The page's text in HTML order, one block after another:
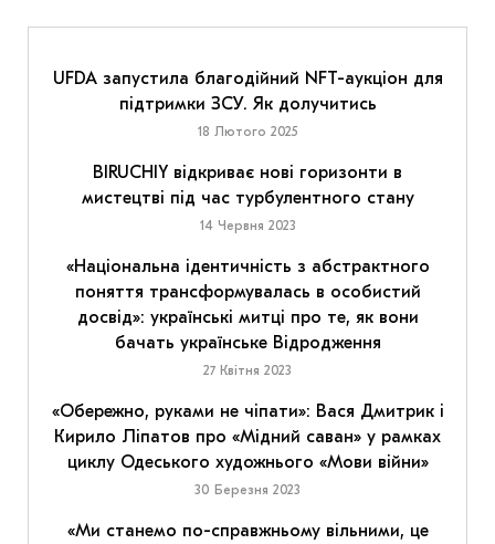
UFDA запустила благодійний NFT-аукціон для
підтримки ЗСУ. Як долучитись
18 Лютого 2025
BIRUCHIY відкриває нові горизонти в
мистецтві під час турбулентного стану
14 Червня 2023
«Національна ідентичність з абстрактного
поняття трансформувалась в особистий
досвід»: українські митці про те, як вони
бачать українське Відродження
27 Квітня 2023
«Обережно, руками не чіпати»: Вася Дмитрик і
Кирило Ліпатов про «Мідний саван» у рамках
циклу Одеського художнього «Мови війни»
30 Березня 2023
«Ми станемо по-справжньому вільними, це